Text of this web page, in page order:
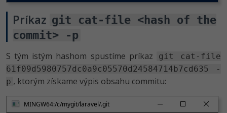
Príkaz git cat-file <hash of the
commit> -p
S tým istým hashom spustíme príkaz
git cat-file
61f09d5980757dc0a9c05570d24584714b7cd635 -
p , ktorým získame výpis obsahu commitu:
MINGW64:/c/mygit/laravel/.git